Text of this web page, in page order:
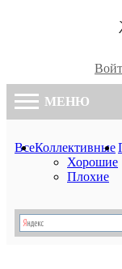
МЕНЮ
ВсеКоллективные
Хорошие
Плохие